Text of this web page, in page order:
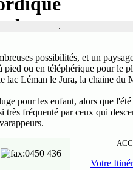
.
possibilités, et un
ou en téléphérique pour le
lac Léman le Jura, la chaine du
pour les enfant, alors que l'été
très fréquenté par ceux qui
:0450 436
Votre